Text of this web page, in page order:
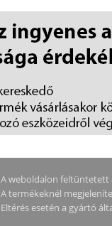
ÉV GARANCIA,
SZÍNBEN
A weboldalon feltüntetett
A termékeknél
Eltérés esetén a gyártó